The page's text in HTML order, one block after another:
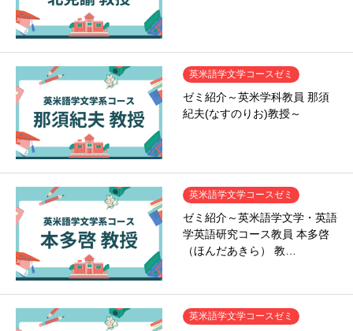
英米語学文学コースゼミ
ゼミ紹介～英米学科教員 那須
紀夫(なすのりお)教授～
英米語学文学コースゼミ
ゼミ紹介～英米語学文学・英語
学英語研究コース教員 本多啓
（ほんだあきら） 教…
英米語学文学コースゼミ